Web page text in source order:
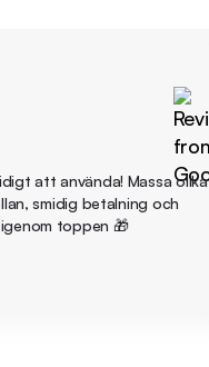
att använda! Massa olika
smidig betalning och
toppen 🎁